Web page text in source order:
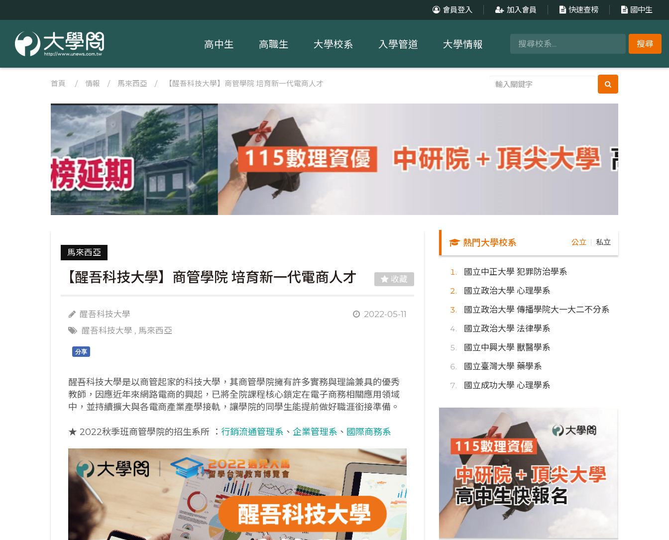
會員登入 加入會員 快速查榜 國中生
搜尋
高中生 高職生 大學校系 入學管道 大學情報
首頁 / 情報 / 馬來西亞 / 【醒吾科技大學】商管學院 培育新一代電商人才
馬來西亞
【醒吾科技大學】商管學院 培育新一代電商人才 收藏
醒吾科技大學
2022-05-11
醒吾科技大學 , 馬來西亞
分享
醒吾科技大學是以商管起家的科技大學，其商管學院擁有許多實務與理論兼具的優秀
教師，因應近年來網路電商的興起，已將全院課程核心鎖定在電子商務相關應用領域
中，並持續擴大與各電商產業產學接軌，讓學院的同學生能提前做好職涯銜接準備。
★ 2022秋季班商管學院的招生系所 ： 行銷流通管理系 、 企業管理系 、 國際商務系
熱門大學校系 公立 私立
國立中正大學 犯罪防治學系
國立政治大學 心理學系
國立政治大學 傳播學院大一大二不分系
國立政治大學 法律學系
國立中興大學 獸醫學系
國立臺灣大學 藥學系
國立成功大學 心理學系